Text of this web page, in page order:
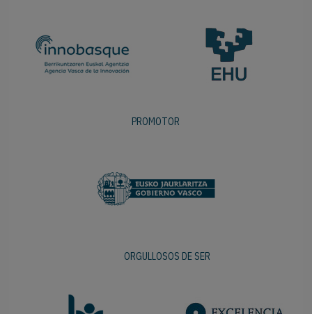
PROMOTOR
ORGULLOSOS DE SER